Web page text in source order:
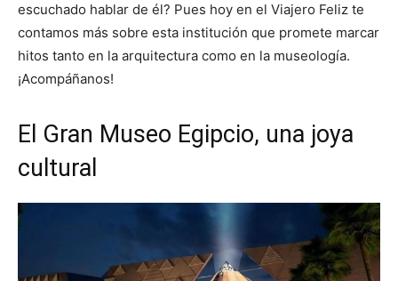
escuchado hablar de él? Pues hoy en el Viajero Feliz te
contamos más sobre esta institución que promete marcar
hitos tanto en la arquitectura como en la museología.
¡Acompáñanos!
El Gran Museo Egipcio, una joya
cultural